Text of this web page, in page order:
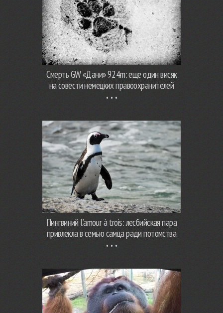
Смерть GW «Дани» 924m: еще один висяк
на совести немецких правоохранителей
Пингвиний l’amour à trois: лесбийская пара
привлекла в семью самца ради потомства